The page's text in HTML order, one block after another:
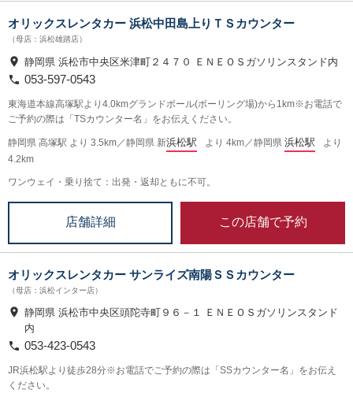
オリックスレンタカー 浜松中田島上りＴＳカウンター
（母店：浜松雄踏店）
静岡県 浜松市中央区米津町２４７０ ＥＮＥＯＳガソリンスタンド内
053-597-0543
東海道本線高塚駅より4.0kmグランドボール(ボーリング場)から1km※お電話で
ご予約の際は「TSカウンター名」をお伝えください。
静岡県 高塚駅 より 3.5km／静岡県 新浜松駅 より 4km／静岡県 浜松駅
より
4.2km
ワンウェイ・乗り捨て：出発・返却ともに不可。
店舗詳細 この店舗で予約
オリックスレンタカー サンライズ南陽ＳＳカウンター
（母店：浜松インター店）
静岡県 浜松市中央区頭陀寺町９６－１ ＥＮＥＯＳガソリンスタンド
内
053-423-0543
JR浜松駅より徒歩28分※お電話でご予約の際は「SSカウンター名」をお伝え
ください。